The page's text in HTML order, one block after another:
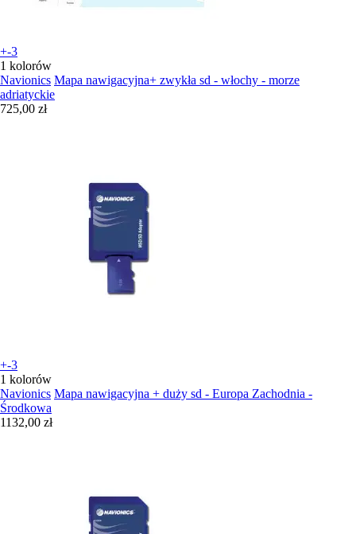
+-3
1 kolorów
Navionics Mapa nawigacyjna+ zwykła sd - włochy - morze
adriatyckie
725,00 zł
+-3
1 kolorów
Navionics Mapa nawigacyjna + duży sd - Europa Zachodnia -
Środkowa
1132,00 zł